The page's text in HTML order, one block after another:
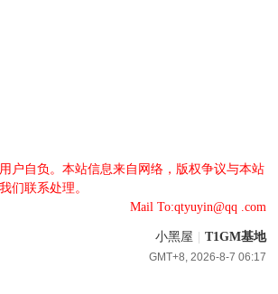
户自负。本站信息来自网络，版权争议与本站
们联系处理。
Mail To:qtyuyin@qq .com
小黑屋 T1GM基地
GMT+8, 2026-8-7 06:17